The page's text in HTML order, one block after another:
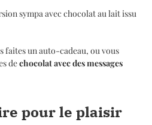
sympa avec chocolat au lait issu
faites un auto-cadeau, ou vous
dechocolat avec des messages
pour le plaisir